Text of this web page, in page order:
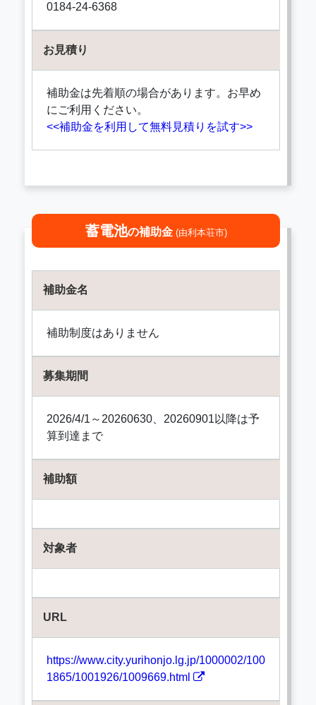
0184-24-6368
お見積り
補助金は先着順の場合があります。お早め
にご利用ください。
<<補助金を利用して無料見積りを試す>>
蓄電池の補助金 (由利本荘市)
補助金名
補助制度はありません
募集期間
2026/4/1～20260630、20260901以降は予
算到達まで
補助額
対象者
URL
https://www.city.yurihonjo.lg.jp/1000002/100
1865/1001926/1009669.html